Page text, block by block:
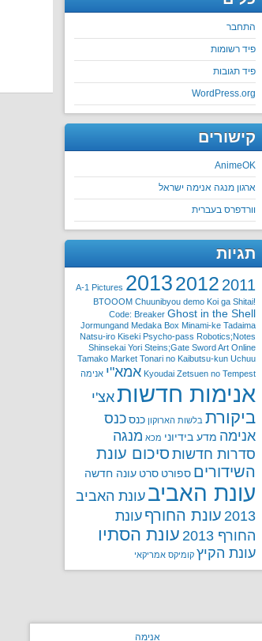
התחבר
פיד רשומות
פיד תגובות
WordPress.org
קישורים
AnimeOK
ארגון מנגה אנימה ישראל
וורדפרס בעברית
תגיות
2011
2012
2013
A-1 Pictures
BTOOOM Chuunibyou demo Koi ga Shitai!
Code: Breaker Ghost in the Shell
Jormungand Medaka Box Minami-ke Tadaima
Natsu-iro Kiseki Psycho-pass Robotics;Notes
Shinsekai Yori Steins;Gate Sword Art Online
Tamako Market Tonari no Kaibutsu-kun Uchuu
Kyoudai Zetsuen no Tempest אמא"י אנימה
אנימות חדשותאצ'י
ביקורת בלשות הארוקון כנסכנס
אנימה מדע בידיוני מכא מנגה
סדרות חדשות סיכום עונת
השידורים ספורט סרט עונה חדשה
עונת האביב עונת האביב
2013 עונת החורף עונת
החורף 2013
עונת הסתיו
עונת הקיץ קומיקס אמריקאי
אנימה